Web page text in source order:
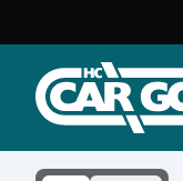
Download
Kontakt